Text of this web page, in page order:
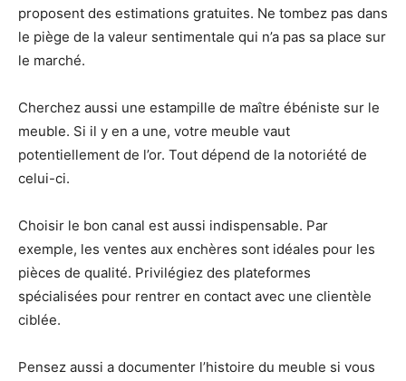
proposent des estimations gratuites. Ne tombez pas dans
le piège de la valeur sentimentale qui n’a pas sa place sur
le marché.
Cherchez aussi une estampille de maître ébéniste sur le
meuble. Si il y en a une, votre meuble vaut
potentiellement de l’or. Tout dépend de la notoriété de
celui-ci.
Choisir le bon canal est aussi indispensable. Par
exemple, les ventes aux enchères sont idéales pour les
pièces de qualité. Privilégiez des plateformes
spécialisées pour rentrer en contact avec une clientèle
ciblée.
Pensez aussi a documenter l’histoire du meuble si vous